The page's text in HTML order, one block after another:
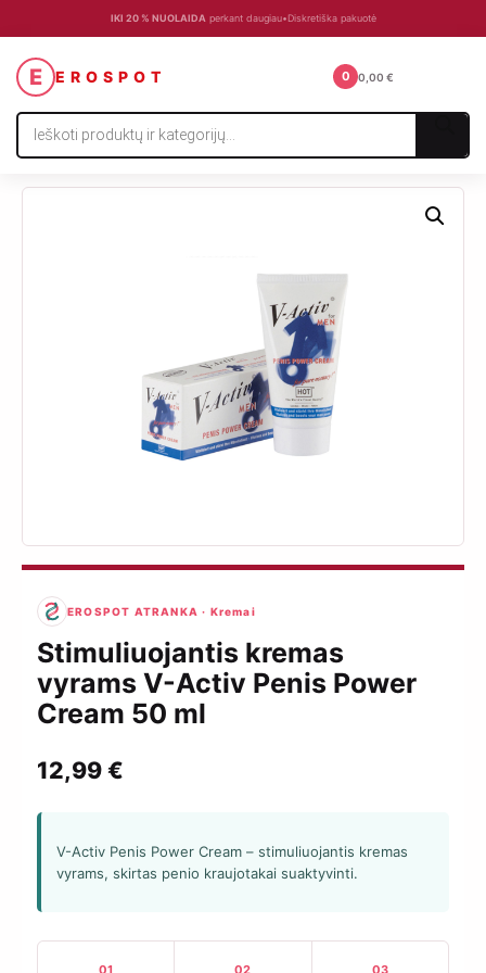
IKI 20 % NUOLAIDA perkant daugiau•Diskretiška pakuotė
E EROSPOT
Products
search
0 0,00 €
EROSPOT ATRANKA · Kremai
Stimuliuojantis kremas
vyrams V-Activ Penis Power
Cream 50 ml
12,99€
V-Activ Penis Power Cream – stimuliuojantis kremas
vyrams, skirtas penio kraujotakai suaktyvinti.
01 02 03